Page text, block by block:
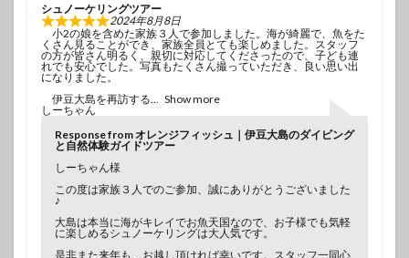
シュノーケリングツアー
2024年8月8日
小2の娘を含めた家族３人で参加しました。海が綺麗で、魚をた
くさん見ることができ、家族全員とても楽しめました。スタッフ
の方が皆さん明るく、親切に対応してくださったので、子ども連
れでも安心でした。写真もたくさん撮っていただき、良い思い出
になりました。
伊豆大島を再訪する
Show more
しーちゃん
Response from オレンジフィッシュ｜伊豆大島のダイビング
と自然体験ガイドツアー
しーちゃん様
この度は家族３人でのご参加、誠にありがとうございました
♪
大島は本当に海がキレイでお魚天国なので、お子様でも気軽
に楽しめるシュノーケリングは大人気です。
是非また来年も、お越し頂ければ幸いです。スタッフ一同心